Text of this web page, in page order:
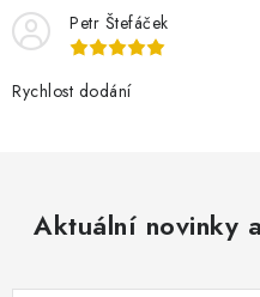
Petr Štefáček
Rychlost dodání
Aktuální novinky